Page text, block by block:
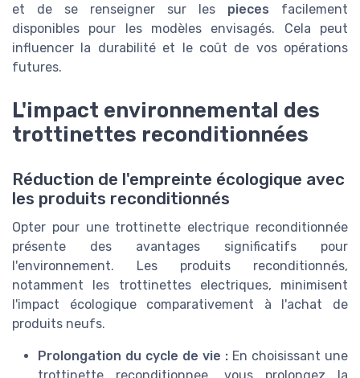
et de se renseigner sur les pieces facilement
disponibles pour les modèles envisagés. Cela peut
influencer la durabilité et le coût de vos opérations
futures.
L'impact environnemental des
trottinettes reconditionnées
Réduction de l'empreinte écologique avec
les produits reconditionnés
Opter pour une trottinette electrique reconditionnée
présente des avantages significatifs pour
l'environnement. Les produits reconditionnés,
notamment les trottinettes electriques, minimisent
l'impact écologique comparativement à l'achat de
produits neufs.
Prolongation du cycle de vie : En choisissant une